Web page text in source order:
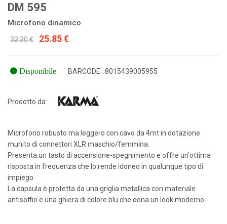
DM 595
Microfono dinamico
32.30 € 25.85 €
Disponibile BARCODE : 8015439005955
Prodotto da:
Microfono robusto ma leggero con cavo da 4mt in dotazione
munito di connettori XLR maschio/femmina.
Presenta un tasto di accensione-spegnimento e offre un'ottima
risposta in frequenza che lo rende idoneo in qualunque tipo di
impiego.
La capsula è protetta da una griglia metallica con materiale
antisoffio e una ghiera di colore blu che dona un look moderno.